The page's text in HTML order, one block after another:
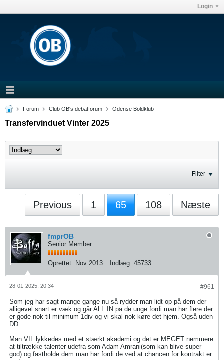
Login
Forum Club OB's debatforum Odense Boldklub
Transfervinduet Vinter 2025
Filter
Previous 1 65 108 Næste
fmprOB
Senior Member
Oprettet: Nov 2013 Indlæg: 45733
#961
28-01-2025, 20:34
Som jeg har sagt mange gange nu så rydder man lidt op på dem der
alligevel snart er væk og går ALL IN på de unge fordi man har flere der
er gode nok til minimum 1div og vi skal nok køre det hjem. Også uden
DD
Man VIL lykkedes med et stærkt akademi og det er MEGET nemmere
at tiltrække talenter udefra som Adam Amrani(som kan blive super
god) og fastholde dem man har fordi de ved at chancen for kontrakt er